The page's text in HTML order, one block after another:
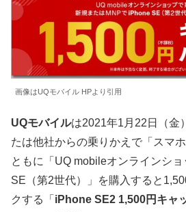
画像はUQモバイル HPより引用
UQモバイルは2021年1月22日（金
たは他社からの乗りかえで「スマ
ともに「UQ mobileオンラインシ
SE（第2世代）」を購入すると
クする「 iPhone SE2 1,500円キャ